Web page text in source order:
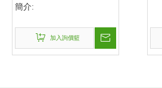
簡介:
加入詢價籃